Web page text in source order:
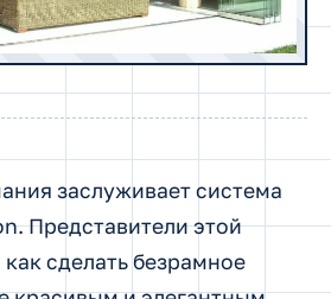
заслуживает система
Представители этой
сделать безрамное